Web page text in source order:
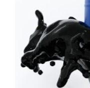
Ölpreise ziehen
reduziert
EIA erneuerbare